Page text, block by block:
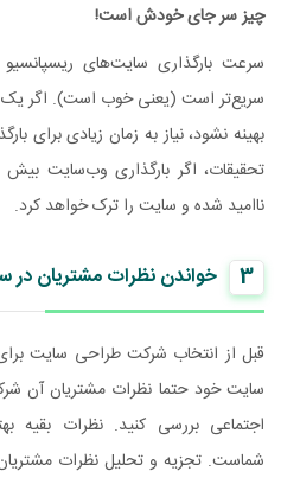
چیز سر جای خودش است!
سرعت بارگذاری سایت‌های
سریع‌تر است (یعنی خوب است). اگر
بهینه نشود، نیاز به زمان زیادی برای
تحقیقات، اگر بارگذاری وب‌سایت بیش
ناامید شده و سایت را ترک خواهد کرد.
3 خواندن نظرات مشتریان در
قبل از انتخاب شرکت طراحی سایت
سایت خود حتما نظرات مشتریان آن
اجتماعی بررسی کنید. نظرات بقیه
شماست. تجزیه و تحلیل نظرات